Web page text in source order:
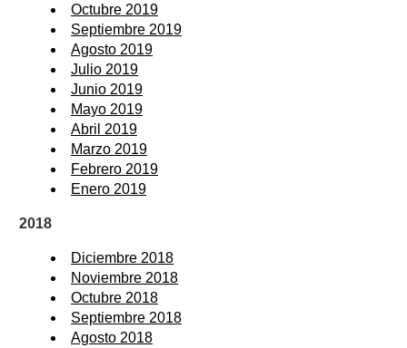
Octubre 2019
Septiembre 2019
Agosto 2019
Julio 2019
Junio 2019
Mayo 2019
Abril 2019
Marzo 2019
Febrero 2019
Enero 2019
2018
Diciembre 2018
Noviembre 2018
Octubre 2018
Septiembre 2018
Agosto 2018